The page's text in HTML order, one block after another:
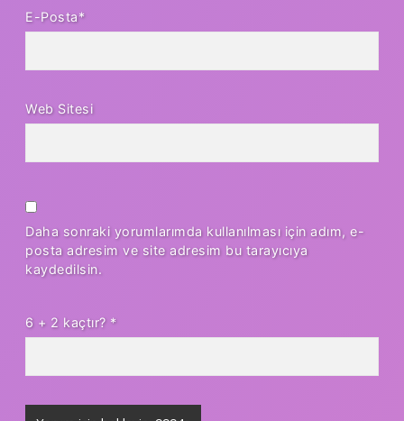
E-Posta*
Web Sitesi
Daha sonraki yorumlarımda kullanılması için adım, e-
posta adresim ve site adresim bu tarayıcıya
kaydedilsin.
6 + 2 kaçtır? *